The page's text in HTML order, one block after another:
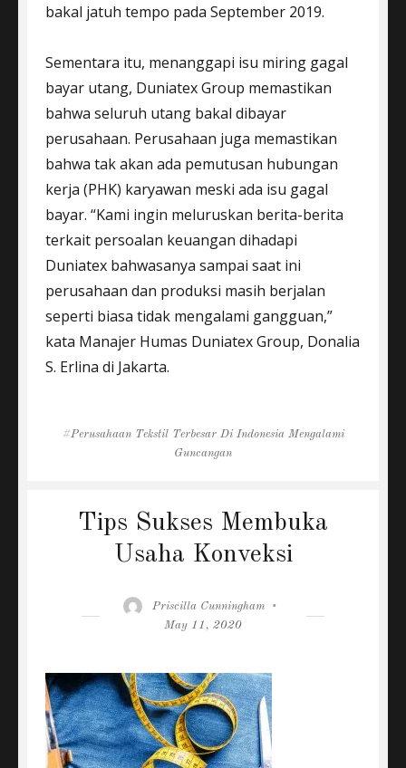
bakal jatuh tempo pada September 2019.
Sementara itu, menanggapi isu miring gagal
bayar utang, Duniatex Group memastikan
bahwa seluruh utang bakal dibayar
perusahaan. Perusahaan juga memastikan
bahwa tak akan ada pemutusan hubungan
kerja (PHK) karyawan meski ada isu gagal
bayar. “Kami ingin meluruskan berita-berita
terkait persoalan keuangan dihadapi
Duniatex bahwasanya sampai saat ini
perusahaan dan produksi masih berjalan
seperti biasa tidak mengalami gangguan,”
kata Manajer Humas Duniatex Group, Donalia
S. Erlina di Jakarta.
Tags
Perusahaan Tekstil Terbesar Di Indonesia Mengalami
Guncangan
Tips Sukses Membuka
Usaha Konveksi
Author
Priscilla Cunningham
May 11, 2020